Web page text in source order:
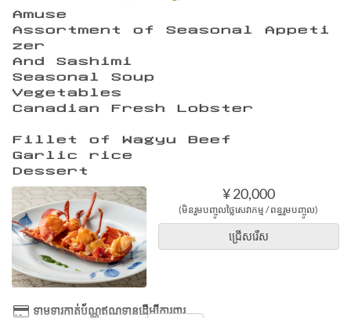
Ａｍｕｓｅ
Ａｓｓｏｒｔｍｅｎｔ ｏｆ Ｓｅａｓｏｎａｌ Ａｐｐｅｔｉ
ｚｅｒ
Ａｎｄ Ｓａｓｈｉｍｉ
Ｓｅａｓｏｎａｌ Ｓｏｕｐ
Ｖｅｇｅｔａｂｌｅｓ
Ｃａｎａｄｉａｎ Ｆｒｅｓｈ Ｌｏｂｓｔｅｒ
Ｆｉｌｌｅｔ ｏｆ Ｗａｇｙｕ Ｂｅｅｆ
Ｇａｒｌｉｃ ｒｉｃｅ
Ｄｅｓｓｅｒｔ
¥ 20,000
(មិនរួមបញ្ចូលថ្លៃសេវាកម្ម / ពន្ធរួមបញ្ចូល)
ជ្រើសរើស
ទាមទារកាត់ប័ណ្ណឥណទានដើម្បីការពារ